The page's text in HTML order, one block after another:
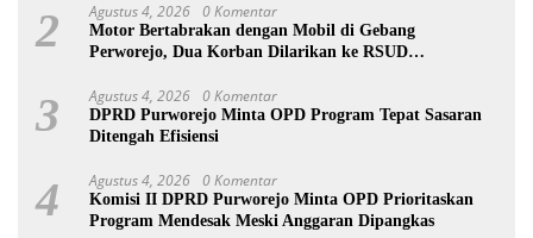
2 Agustus 4, 2026 0 Komentar
Motor Bertabrakan dengan Mobil di Gebang
Perworejo, Dua Korban Dilarikan ke RSUD
3 Agustus 4, 2026 0 Komentar
DPRD Purworejo Minta OPD Program Tepat Sasaran
Ditengah Efisiensi
4 Agustus 4, 2026 0 Komentar
Komisi II DPRD Purworejo Minta OPD Prioritaskan
Program Mendesak Meski Anggaran Dipangkas